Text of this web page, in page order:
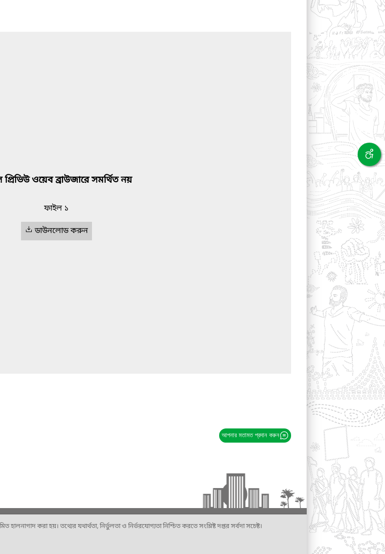
ওয়েব ব্রাউজারে সমর্থিত নয়
ফাইল ১
ডাউনলোড করুন
আপনার মতামত প্রদান করুন
করা হয়। তথ্যের যথার্থতা, নির্ভুলতা ও নির্ভরযোগ্যতা নিশ্চিত করতে সংশ্লিষ্ট দপ্তর সর্বদা সচেষ্ট।